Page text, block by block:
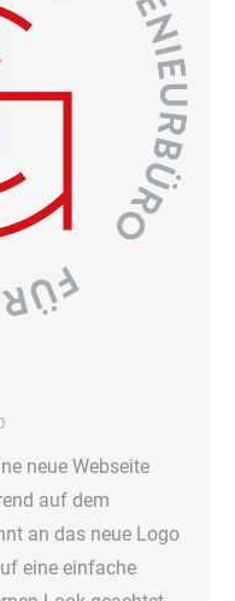
neue Webseite
auf dem
an das neue Logo
eine einfache